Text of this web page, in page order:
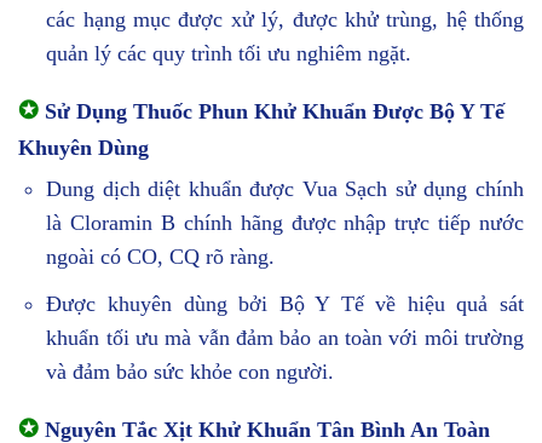
các hạng mục được xử lý, được khử trùng, hệ thống
quản lý các quy trình tối ưu nghiêm ngặt.
✪ Sử Dụng Thuốc Phun Khử Khuẩn Được Bộ Y Tế
Khuyên Dùng
Dung dịch diệt khuẩn được Vua Sạch sử dụng chính
là Cloramin B chính hãng được nhập trực tiếp nước
ngoài có CO, CQ rõ ràng.
Được khuyên dùng bởi Bộ Y Tế về hiệu quả sát
khuẩn tối ưu mà vẫn đảm bảo an toàn với môi trường
và đảm bảo sức khỏe con người.
✪ Nguyên Tắc Xịt Khử Khuẩn Tân Bình An Toàn